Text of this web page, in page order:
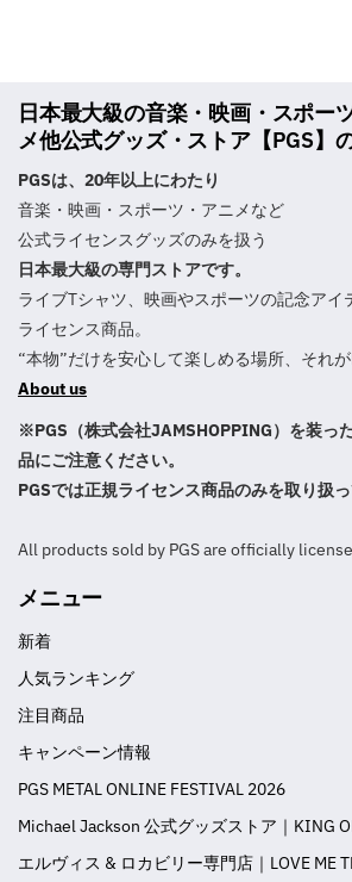
日本最大級の音楽・映画・スポー
メ他公式グッズ・ストア【PGS】
PGSは、20年以上にわたり
音楽・映画・スポーツ・アニメなど
公式ライセンスグッズのみを扱う
日本最大級の専門ストアです。
ライブTシャツ、映画やスポーツの記念アイ
ライセンス商品。
“本物”だけを安心して楽しめる場所、それが
About us
※PGS（株式会社JAMSHOPPING）を装っ
品にご注意ください。
PGSでは正規ライセンス商品のみを取り扱っ
All products sold by PGS are officially
メニュー
新着
人気ランキング
注目商品
キャンペーン情報
PGS METAL ONLINE FESTIVAL 2026
Michael Jackson 公式グッズストア｜KING
エルヴィス & ロカビリー専門店｜LOVE ME